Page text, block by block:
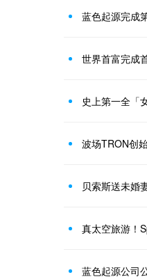
蓝色起源完成
世界首富完成
史上第一全「
波场TRON创
贝索斯送未婚
真太空旅游！
蓝色起源公司